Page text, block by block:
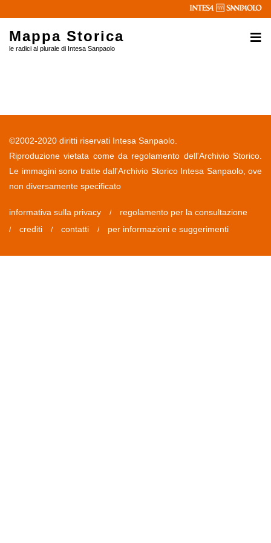
Mappa Storica
le radici al plurale di Intesa Sanpaolo
©2002-2020 diritti riservati Intesa Sanpaolo.
Riproduzione vietata come da regolamento dell'Archivio Storico.
Le immagini sono tratte dall'Archivio Storico Intesa Sanpaolo, ove
non diversamente specificato
informativa sulla privacy / regolamento per la consultazione
/ crediti / contatti / per informazioni e suggerimenti